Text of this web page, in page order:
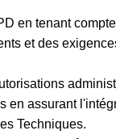
en tenant
et des
en assurant
Techniques.